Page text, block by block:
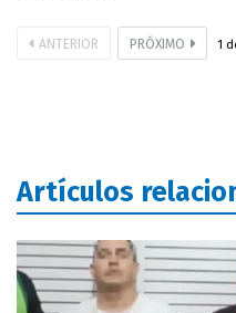
ANTERIOR PRÓXIMO 1
Artículos